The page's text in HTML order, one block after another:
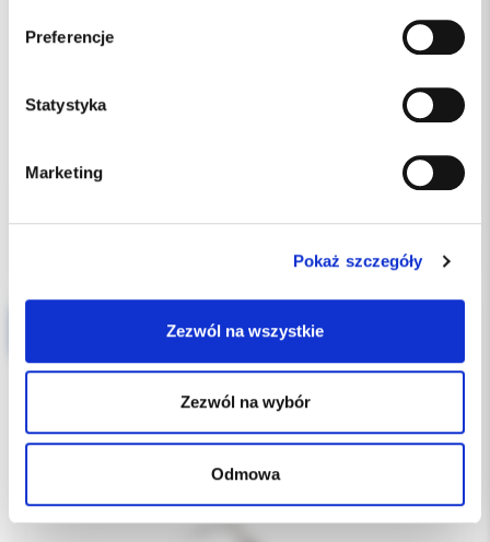
Preferencje
Statystyka
Marketing
Pokaż szczegóły
Zezwól na wszystkie
Zezwól na wybór
Odmowa